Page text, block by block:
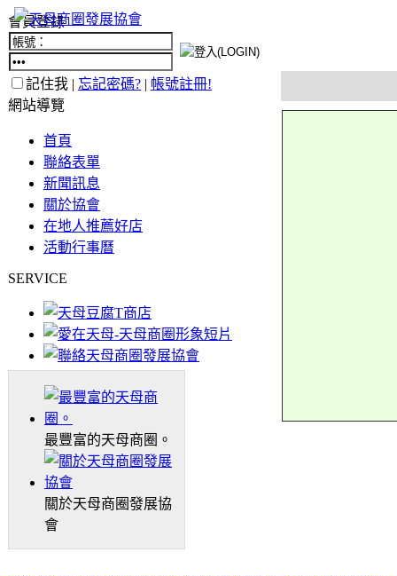
會員登錄
記住我 | 忘記密碼? | 帳號註冊!
網站導覽
首頁
聯絡表單
新聞訊息
關於協會
在地人推薦好店
活動行事曆
SERVICE
最豐富的天母商圈。
關於天母商圈發展協
會